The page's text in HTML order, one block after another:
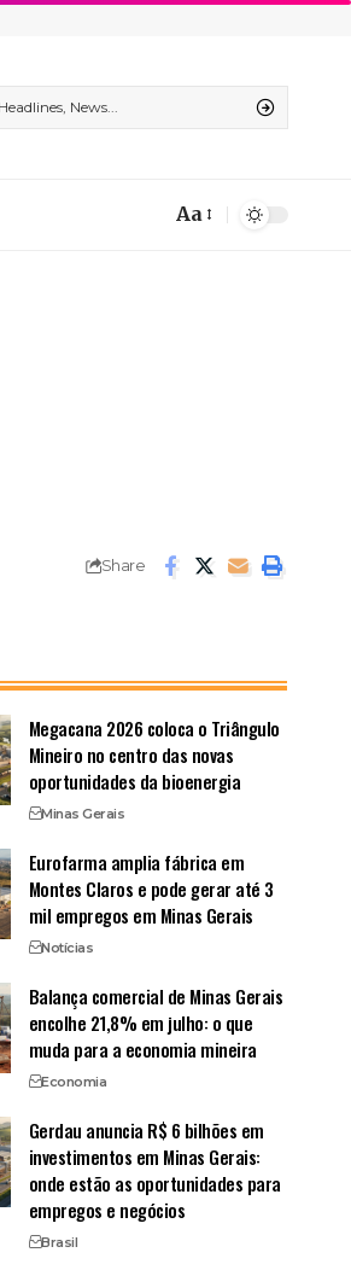
Font
Aa
Share
Megacana 2026 coloca o Triângulo
Mineiro no centro das novas
oportunidades da bioenergia
Minas Gerais
Eurofarma amplia fábrica em
Montes Claros e pode gerar até 3
mil empregos em Minas Gerais
Notícias
Balança comercial de Minas Gerais
encolhe 21,8% em julho: o que
muda para a economia mineira
Economia
Gerdau anuncia R$ 6 bilhões em
investimentos em Minas Gerais:
onde estão as oportunidades para
empregos e negócios
Brasil